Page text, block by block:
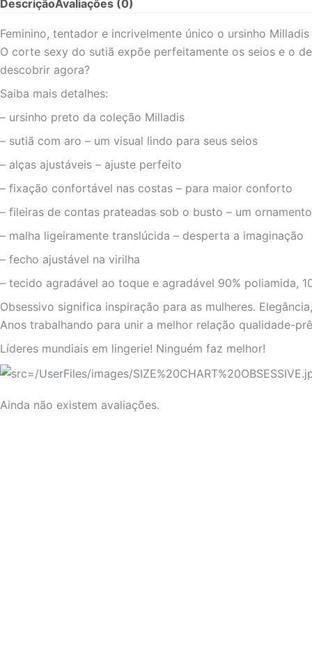
DescriçãoAvaliações (0)
Feminino, tentador e incrivelmente único o ursinho
O corte sexy do sutiã expõe perfeitamente os seios e o
descobrir agora?
Saiba mais detalhes:
– ursinho preto da coleção Milladis
– sutiã com aro – um visual lindo para seus seios
– alças ajustáveis – ajuste perfeito
– fixação confortável nas costas – para maior conforto
– fileiras de contas prateadas sob o busto – um
– malha ligeiramente translúcida – desperta a imaginação
– fecho ajustável na virilha
– tecido agradável ao toque e agradável 90% poliamida,
Obsessivo significa inspiração para as mulheres.
Anos trabalhando para unir a melhor relação qualidade-
Líderes mundiais em lingerie! Ninguém faz melhor!
Ainda não existem avaliações.